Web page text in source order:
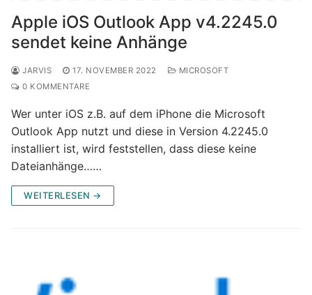
Apple iOS Outlook App v4.2245.0
sendet keine Anhänge
JARVIS 17. NOVEMBER 2022
MICROSOFT
0 KOMMENTARE
Wer unter iOS z.B. auf dem iPhone die Microsoft
Outlook App nutzt und diese in Version 4.2245.0
installiert ist, wird feststellen, dass diese keine
Dateianhänge……
WEITERLESEN →